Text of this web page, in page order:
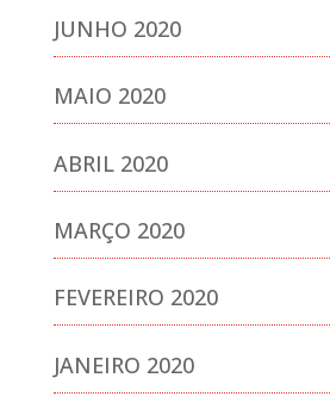
JUNHO 2020
MAIO 2020
ABRIL 2020
MARÇO 2020
FEVEREIRO 2020
JANEIRO 2020